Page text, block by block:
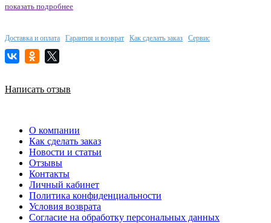
показать подробнее
Доставка и оплата Гарантия и возврат Как сделать заказ Сервис
Написать отзыв
О компании
Как сделать заказ
Новости и статьи
Отзывы
Контакты
Личный кабинет
Политика конфиденциальности
Условия возврата
Согласие на обработку персональных данных